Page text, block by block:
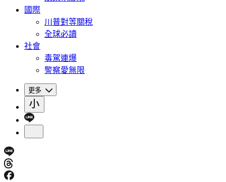
國際
川普對等關稅
全球必讀
社會
毒駕連爆
警察愛無限
更多